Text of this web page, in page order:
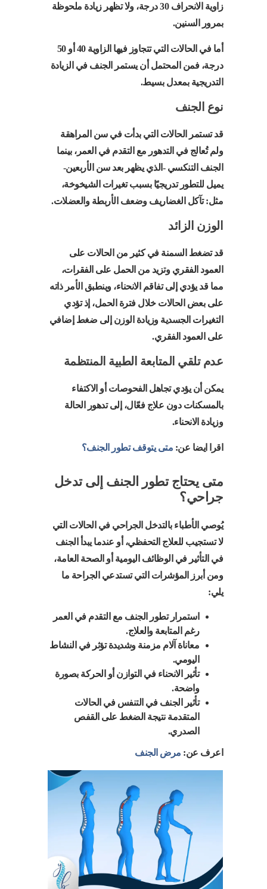
زاوية الانحراف 30 درجة، ولا تظهر زيادة ملحوظة
بمرور السنين.
أما في الحالات التي تتجاوز فيها الزاوية 40 أو 50
درجة، فمن المحتمل أن يستمر الجنف في الزيادة
التدريجية بمعدل بسيط.
نوع الجنف
قد تستمر الحالات التي بدأت في سن المراهقة
ولم تُعالج في التدهور مع التقدم في العمر، بينما
الجنف التنكسي -الذي يظهر بعد سن الأربعين-
يميل للتطور تدريجيًا بسبب تغيرات الشيخوخة،
مثل: تآكل الغضاريف وضعف الأربطة والعضلات.
الوزن الزائد
قد تضغط السمنة في كثير من الحالات على
العمود الفقري وتزيد من الحمل على الفقرات،
مما قد يؤدي إلى تفاقم الانحناء، وينطبق الأمر ذاته
على بعض الحالات خلال فترة الحمل، إذ تؤدي
التغيرات الجسدية وزيادة الوزن إلى ضغط إضافي
على العمود الفقري.
عدم تلقي المتابعة الطبية المنتظمة
يمكن أن يؤدي تجاهل الفحوصات أو الاكتفاء
بالمسكنات دون علاج فعّال، إلى تدهور الحالة
وزيادة الانحناء.
اقرا ايضا عن: متى يتوقف تطور الجنف؟
متى يحتاج تطور الجنف إلى تدخل
جراحي؟
يُوصي الأطباء بالتدخل الجراحي في الحالات التي
لا تستجيب للعلاج التحفظي، أو عندما يبدأ الجنف
في التأثير في الوظائف اليومية أو الصحة العامة،
ومن أبرز المؤشرات التي تستدعي الجراحة ما
يلي:
استمرار تطور الجنف مع التقدم في العمر
رغم المتابعة والعلاج.
معاناة آلام مزمنة وشديدة تؤثر في النشاط
اليومي.
تأثير الانحناء في التوازن أو الحركة بصورة
واضحة.
تأثير الجنف في التنفس في الحالات
المتقدمة نتيجة الضغط على القفص
الصدري.
اعرف عن: مرض الجنف